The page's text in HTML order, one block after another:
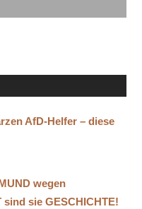
AfD-Helfer – diese
wegen
sind sie GESCHICHTE!